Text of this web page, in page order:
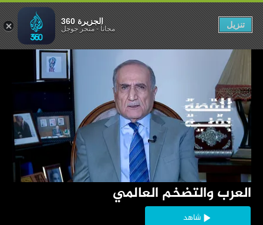
‏العرب والتضخم العالمي
شاهد
العالمي
الجزيرة 360
مجاناً-متجر جوجل تنزيل